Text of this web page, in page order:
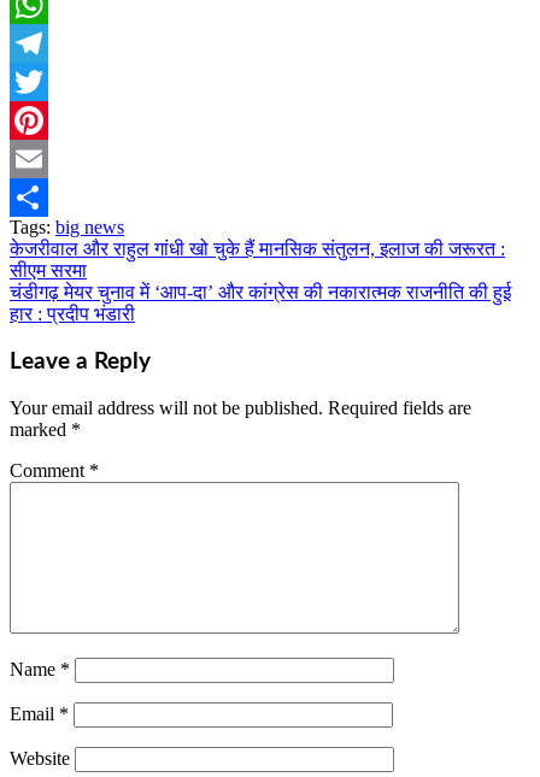
Facebook
WhatsApp
Telegram
Twitter
Pinterest
Email
Share
Tags: big news
Post
navigation
केजरीवाल और राहुल गांधी खो चुके हैं मानसिक संतुलन, इलाज की जरूरत :
सीएम सरमा
चंडीगढ़ मेयर चुनाव में ‘आप-दा’ और कांग्रेस की नकारात्मक राजनीति की हुई
हार : प्रदीप भंडारी
Leave a Reply
Your email address will not be published. Required fields are
marked *
Comment *
Name *
Email *
Website